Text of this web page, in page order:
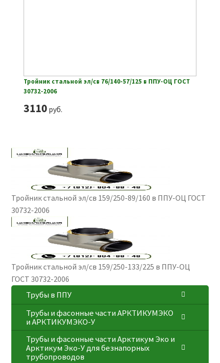
Тройник стальной эл/св 76/140-57/125 в ППУ-ОЦ ГОСТ
30732-2006
3110руб.
Тройник стальной эл/св 159/250-89/160 в ППУ-ОЦ ГОСТ
30732-2006
Тройник стальной эл/св 159/250-133/225 в ППУ-ОЦ
ГОСТ 30732-2006
Трубы в ППУ
Трубы и фасонные части АРКТИКУМЭКО
и АРКТИКУМЭКО-У
Трубы и фасонные части Арктикум Эко и
Арктикум Эко-У для безнапорных
трубопроводов